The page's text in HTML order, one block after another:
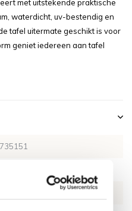
met uitstekende praktische
waterdicht, uv-bestendig en
tafel uitermate geschikt is voor
geniet iedereen aan tafel